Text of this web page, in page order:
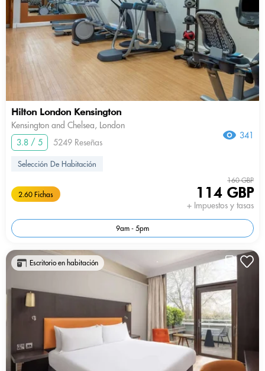
Hilton London Kensington
Kensington and Chelsea, London
3.8 / 5
5249 Reseñas
341
Selección De Habitación
2.60 Fichas
160 GBP
114 GBP
+ Impuestos y tasas
9am - 5pm
Escritorio en habitación